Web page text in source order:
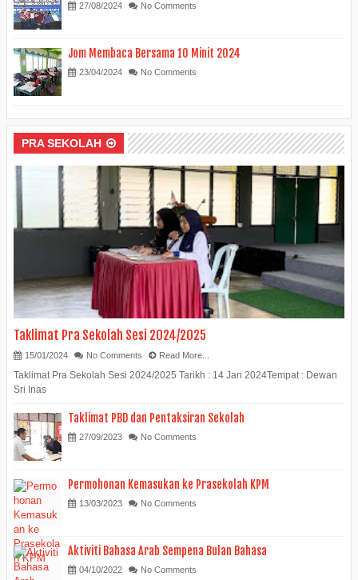
27/08/2024 No Comments
Jom Membaca Bersama 10 Minit 2024
23/04/2024 No Comments
PRA SEKOLAH
Taklimat Pra Sekolah Sesi 2024/2025
15/01/2024 No Comments Read More...
Taklimat Pra Sekolah Sesi 2024/2025 Tarikh : 14 Jan 2024Tempat : Dewan
Sri Inas
Taklimat PBD dan Pentaksiran Sekolah
27/09/2023 No Comments
Permohonan Kemasukan ke Prasekolah KPM
13/03/2023 No Comments
Aktiviti Bahasa Arab Sempena Bulan Bahasa
04/10/2022 No Comments